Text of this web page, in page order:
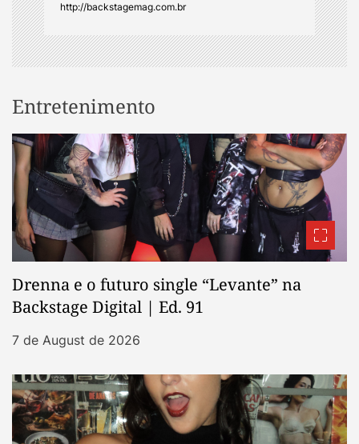
http://backstagemag.com.br
Entretenimento
Drenna e o futuro single “Levante” na
Backstage Digital | Ed. 91
7 de August de 2026